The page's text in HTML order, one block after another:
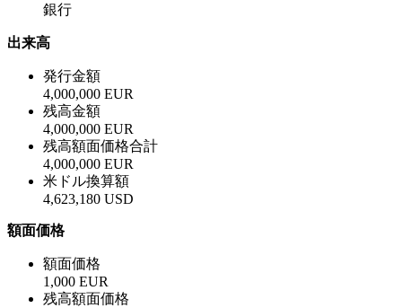
銀行
出来高
発行金額
4,000,000 EUR
残高金額
4,000,000 EUR
残高額面価格合計
4,000,000 EUR
米ドル換算額
4,623,180 USD
額面価格
額面価格
1,000 EUR
残高額面価格